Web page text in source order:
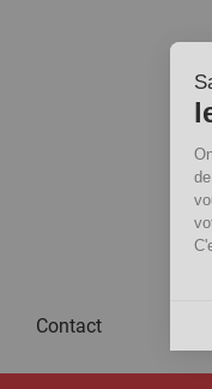
Contact
Salut c'est nous...
les Cookies !
On a attendu d'être sûrs
de ce site vous
vous déranger, mais on
Non merci